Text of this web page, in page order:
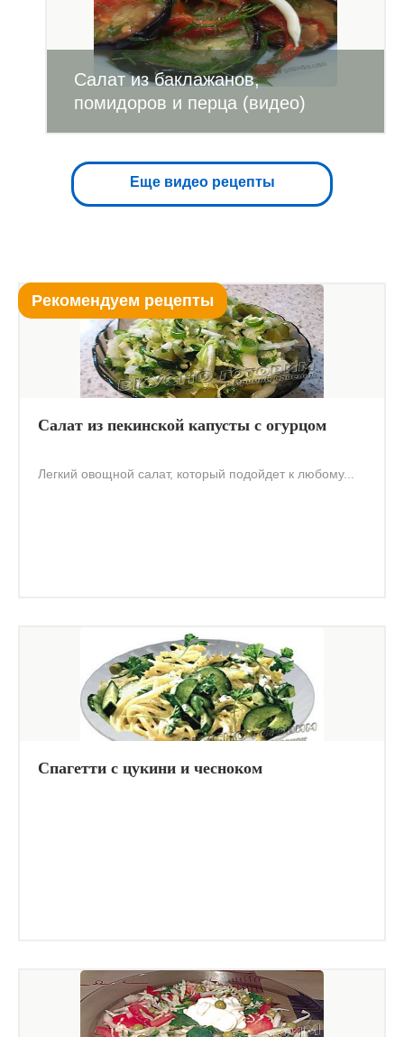
Салат из баклажанов,
помидоров и перца (видео)
Еще видео рецепты
Рекомендуем рецепты
Салат из пекинской капусты с огурцом
Легкий овощной салат, который подойдет к любому...
Спагетти с цукини и чесноком